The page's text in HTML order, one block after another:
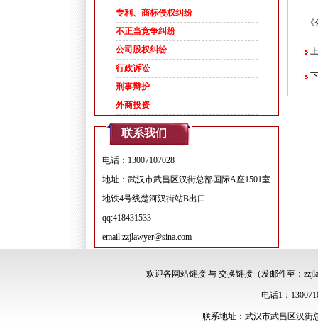
专利、商标侵权纠纷
不正当竞争纠纷
公司股权纠纷
行政诉讼
刑事辩护
外商投资
联系我们
电话：13007107028
地址：武汉市武昌区汉街总部国际A座1501室
地铁4号线楚河汉街站B出口
qq:418431533
email:zzjlawyer@sina.com
上
下
欢迎各网站链接 与 交换链接（发邮件至：
电话1：
联系地址：武汉市武昌区汉街